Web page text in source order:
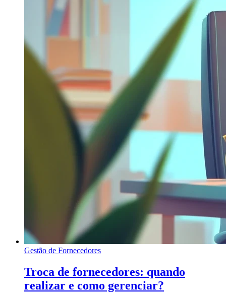
Gestão de Fornecedores
Troca de fornecedores: quando
realizar e como gerenciar?